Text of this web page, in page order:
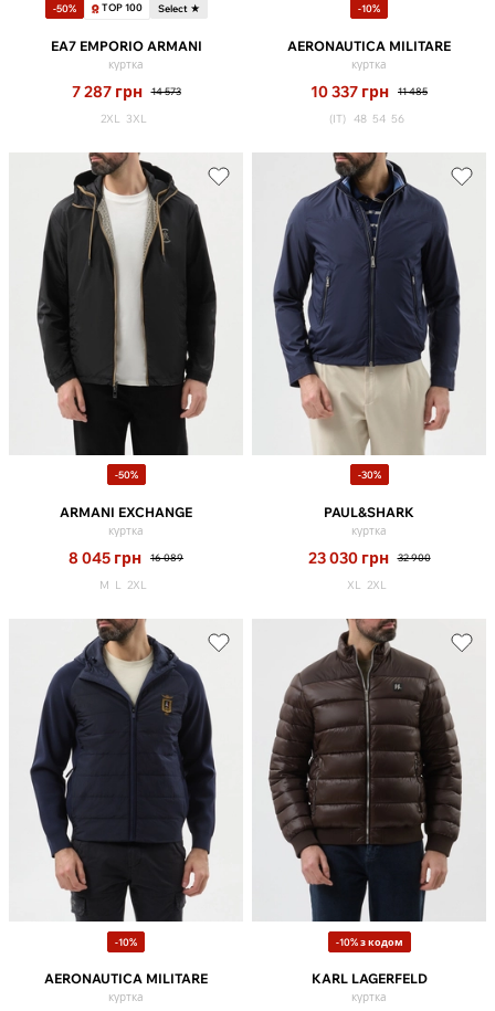
-50% TOP 100 Select ★
EA7 EMPORIO ARMANI
куртка
7 287 грн 14 573
2XL 3XL
-10%
AERONAUTICA MILITARE
куртка
10 337 грн 11 485
(IT) 48 54 56
-50%
ARMANI EXCHANGE
куртка
8 045 грн 16 089
M L 2XL
-30%
PAUL&SHARK
куртка
23 030 грн 32 900
XL 2XL
-10%
AERONAUTICA MILITARE
куртка
-10% з кодом
KARL LAGERFELD
куртка